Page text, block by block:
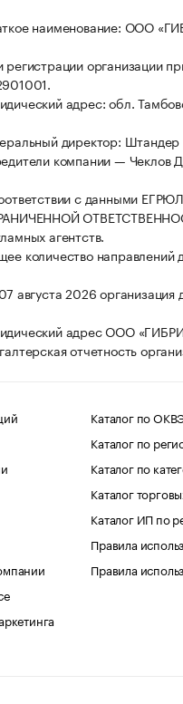
наименование: ООО
регистрации организации
адрес: обл.
директор:
компании — Чеклов
с данными
агентств.
количество направлений
августа 2026 организация
адрес ООО
отчетность
Каталог по
Каталог по
Каталог по
Каталог
Каталог ИП по
Правила
Правила